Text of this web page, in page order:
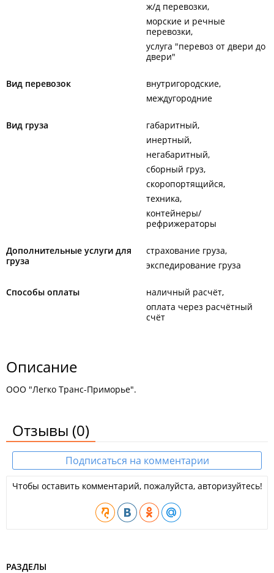
ж/д перевозки
морские и речные
перевозки
услуга "перевоз от двери до
двери"
Вид перевозок
внутригородские
междугородние
Вид груза
габаритный
инертный
негабаритный
сборный груз
скоропортящийся
техника
контейнеры/
рефрижераторы
Дополнительные услуги для
груза
страхование груза
экспедирование груза
Способы оплаты
наличный расчёт
оплата через расчётный
счёт
Описание
ООО "Легко Транс-Приморье".
Отзывы (0)
Подписаться на комментарии
Чтобы оставить комментарий, пожалуйста, авторизуйтесь!
РАЗДЕЛЫ